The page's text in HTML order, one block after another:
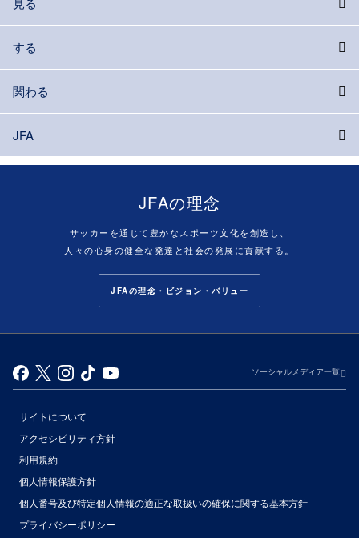
する
関わる
JFA
JFAの理念
サッカーを通じて豊かなスポーツ文化を創造し、
人々の心身の健全な発達と社会の発展に貢献する。
JFAの理念・ビジョン・バリュー
ソーシャルメディア一覧
サイトについて
アクセシビリティ方針
利用規約
個人情報保護方針
個人番号及び特定個人情報の適正な取扱いの確保に関する基本方針
プライバシーポリシー